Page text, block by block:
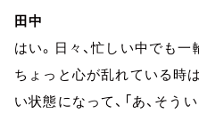
田中
はい。日々、忙しい中でも
ちょっと心が乱れている時
い状態になって、「あ、そう